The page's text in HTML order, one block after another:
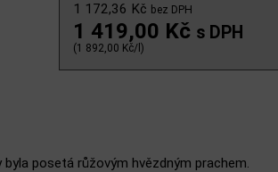
1 172,36 Kč bez DPH
1 419,00 Kč s DPH
(1 892,00 Kč/l)
posetá růžovým hvězdným prachem.